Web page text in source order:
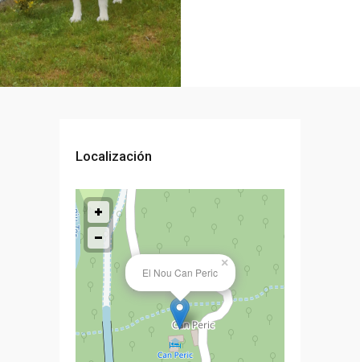
Localización
×
El Nou Can Peric